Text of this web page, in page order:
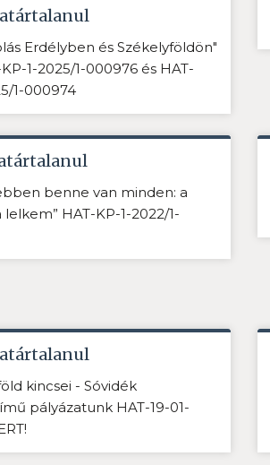
Erdélyben és Székelyföldön"
1-2025/1-000976 és HAT-
1-000974
benne van minden: a
lelkem” HAT-KP-1-2022/1-
kincsei - Sóvidék
pályázatunk HAT-19-01-